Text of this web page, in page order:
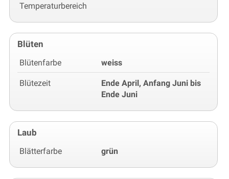
Temperaturbereich
Blüten
Blütenfarbe weiss
Blütezeit
Ende April, Anfang Juni bis
Ende Juni
Laub
Blätterfarbe grün